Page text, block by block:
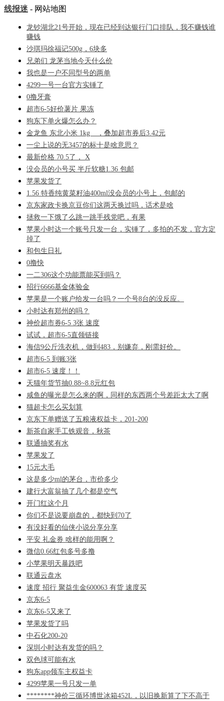
线报迷 - 网站地图
龙钞湖北21号开始，现在已经到达银行门口排队，我不赚钱谁
赚钱
沙琪玛徐福记500g，6块多
兄弟们 龙茅当地今天什么价
我也是一户不同型号的两单
4299一号一台官方实锤了
0撸牙膏
超市6-5好价薯片 果冻
狗东下单火爆怎么办？
金龙鱼 东北小米 1kg ，叠加超市券后3.42元
一尘上说的无3457的标十是啥意思？
最新价格 70.5了， X
没会员的小号买 半斤软糖1.36 包邮
苹果发货了
1.56 特香纯黄菜籽油400ml没会员的小号上，包邮的
京东家政卡换京豆你们这两天换过吗，话术是啥
拯救一下饿了么跳一跳手残党吧，有果
苹果小时达一个账号只发一台，实锤了，多拍的不发，官方定
掉了
和包生日礼
0撸快
一二306这个功能票能买到吗？
招行6666基金体验金
苹果是一个账户给发一台吗？一个号8台的没反应。
小时达有郑州的吗？
神价超市券6-5 3张 速度
试试，超市6-5直领链接
海信9公斤洗衣机，做到483，别嫌弃，刚需好价。
超市6-5 到账3张
超市6-5 速度！！
天猫年货节抽0.88~8.8元红包
咸鱼的曝光是怎么来的啊，同样的东西两个号差距太大了啊
猫超卡怎么买划算
京东下单赠送了五粮液权益卡，201-200
新茶自家手工铁观音，秋茶
联通抽奖有水
苹果发了
15元大毛
这是多少ml的茅台，市价多少
建行大富翁抽了几个都是空气
开门红这个月
你们不是说要崩盘的，都快到70了
有没好看的仙侠小说分享分享
平安 礼金券 啥样的能用啊？
微信0.66红包多号多撸
小苹果明天暴跌吧
联通云盘水
速度 招行 聚益生金600063 有货 速度买
京东6-5
京东6-5又来了
苹果发货了吗
中石化200-20
深圳小时达有发货的吗？
双色球可能有水
狗东app领车主权益卡
4299苹果一号只发一单
********神价三循环博世冰箱452L，以旧换新算了下不高于